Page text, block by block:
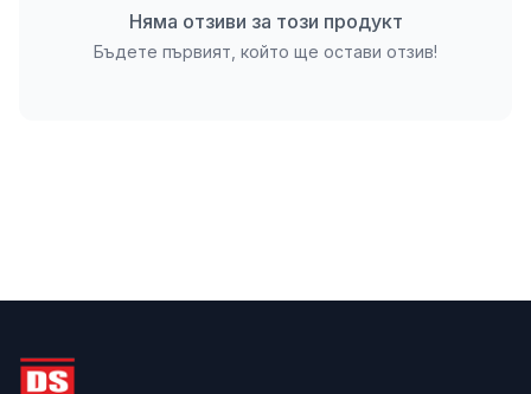
Няма отзиви за този продукт
Бъдете първият, който ще остави отзив!